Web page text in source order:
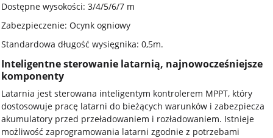
Dostępne wysokości: 3/4/5/6/7 m
Zabezpieczenie: Ocynk ogniowy
Standardowa długość wysięgnika: 0,5m.
Inteligentne sterowanie latarnią, najnowocześniejsze
komponenty
Latarnia jest sterowana inteligentym kontrolerem MPPT, który
dostosowuje pracę latarni do bieżących warunków i zabezpiecza
akumulatory przed przeładowaniem i rozładowaniem. Istnieje
możliwość zaprogramowania latarni zgodnie z potrzebami